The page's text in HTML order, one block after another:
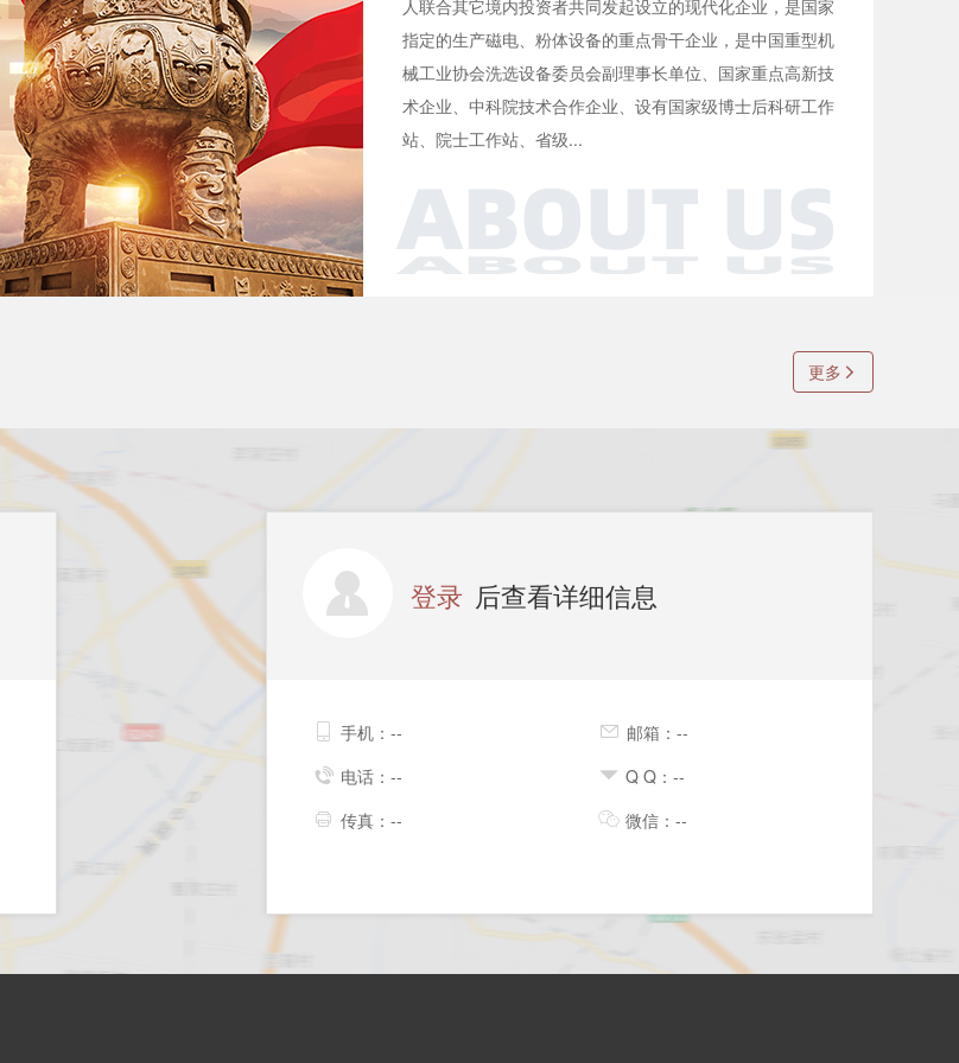
人联合其它境内投资者共同发起设立的现代化企业，是国家
指定的生产磁电、粉体设备的重点骨干企业，是中国重型机
械工业协会洗选设备委员会副理事长单位、国家重点高新技
术企业、中科院技术合作企业、设有国家级博士后科研工作
站、院士工作站、省级...
更多
登录 后查看详细信息
手机：--
邮箱：--
电话：--
Q Q：--
传真：--
微信：--